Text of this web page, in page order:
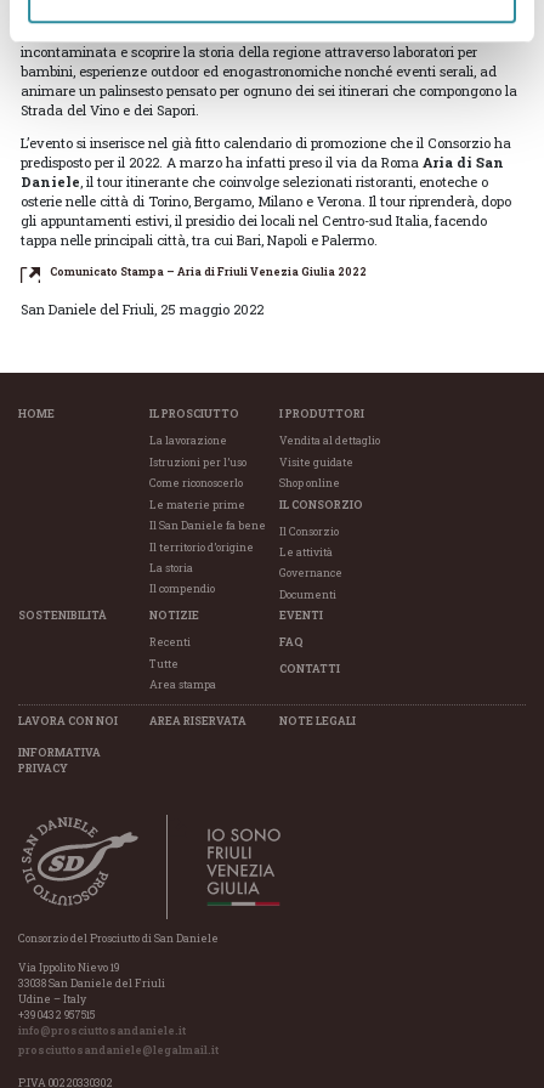
incontaminata e scoprire la storia della regione attraverso laboratori per
bambini, esperienze outdoor ed enogastronomiche nonché eventi serali, ad
animare un palinsesto pensato per ognuno dei sei itinerari che compongono la
Strada del Vino e dei Sapori.
L’evento si inserisce nel già fitto calendario di promozione che il Consorzio ha
predisposto per il 2022. A marzo ha infatti preso il via da Roma Aria di San
Daniele , il tour itinerante che coinvolge selezionati ristoranti, enoteche o
osterie nelle città di Torino, Bergamo, Milano e Verona. Il tour riprenderà, dopo
gli appuntamenti estivi, il presidio dei locali nel Centro-sud Italia, facendo
tappa nelle principali città, tra cui Bari, Napoli e Palermo.
Comunicato Stampa – Aria di Friuli Venezia Giulia 2022
San Daniele del Friuli, 25 maggio 2022
HOME
IL PROSCIUTTO
La lavorazione
Istruzioni per l’uso
Come riconoscerlo
Le materie prime
Il San Daniele fa bene
Il territorio d’origine
La storia
Il compendio
I PRODUTTORI
Vendita al dettaglio
Visite guidate
Shop online
IL CONSORZIO
Il Consorzio
Le attività
Governance
Documenti
SOSTENIBILITÀ
NOTIZIE
Recenti
Tutte
Area stampa
EVENTI
FAQ
CONTATTI
LAVORA CON NOI AREA RISERVATA NOTE LEGALI
INFORMATIVA
PRIVACY
Consorzio del Prosciutto di San Daniele
Via Ippolito Nievo 19
33038 San Daniele del Friuli
Udine – Italy
+39 0432 957515
info@prosciuttosandaniele.it
prosciuttosandaniele@legalmail.it
P.IVA 00220330302